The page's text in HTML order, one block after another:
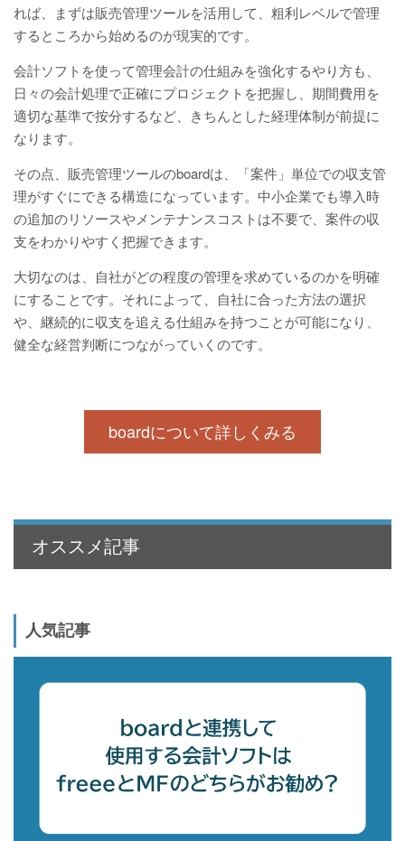
れば、まずは販売管理ツールを活用して、粗利レベルで管理
するところから始めるのが現実的です。
会計ソフトを使って管理会計の仕組みを強化するやり方も、
日々の会計処理で正確にプロジェクトを把握し、期間費用を
適切な基準で按分するなど、きちんとした経理体制が前提に
なります。
その点、販売管理ツールのboardは、「案件」単位での収支管
理がすぐにできる構造になっています。中小企業でも導入時
の追加のリソースやメンテナンスコストは不要で、案件の収
支をわかりやすく把握できます。
大切なのは、自社がどの程度の管理を求めているのかを明確
にすることです。それによって、自社に合った方法の選択
や、継続的に収支を追える仕組みを持つことが可能になり、
健全な経営判断につながっていくのです。
boardについて詳しくみる
オススメ記事
人気記事